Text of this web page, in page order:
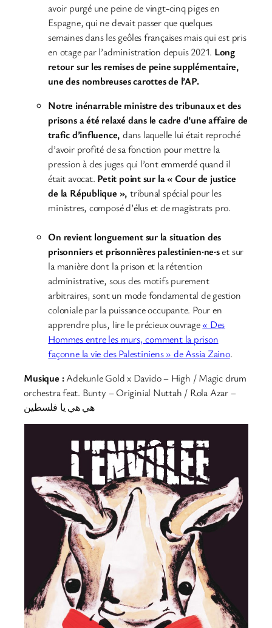
avoir purgé une peine de vingt-cinq piges en
Espagne, qui ne devait passer que quelques
semaines dans les geôles françaises mais qui est pris
en otage par l’administration depuis 2021. Long
retour sur les remises de peine supplémentaire,
une des nombreuses carottes de l’AP.
Notre inénarrable ministre des tribunaux et des
prisons a été relaxé dans le cadre d’une affaire de
trafic d’influence, dans laquelle lui était reproché
d’avoir profité de sa fonction pour mettre la
pression à des juges qui l’ont emmerdé quand il
était avocat. Petit point sur la « Cour de justice
de la République », tribunal spécial pour les
ministres, composé d’élus et de magistrats pro.
On revient longuement sur la situation des
prisonniers et prisonnières palestinien·ne·set sur
la manière dont la prison et la rétention
administrative, sous des motifs purement
arbitraires, sont un mode fondamental de gestion
coloniale par la puissance occupante. Pour en
apprendre plus, lire le précieux ouvrage« Des
Hommes entre les murs, comment la prison
façonne la vie des Palestiniens » de Assia Zaino.
Musique :Adekunle Gold x Davido – High / Magic drum
orchestra feat. Bunty – Originial Nuttah / Rola Azar –
هي هي يا فلسطين